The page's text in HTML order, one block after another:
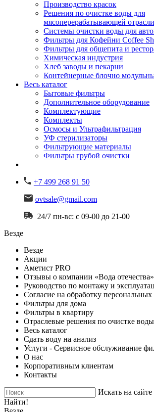
Производство красок
Решения по очистке воды для
мясоперерабатывающей отрасли
Системы очистки воды для
Фильтры для Кофейни Coffee
Фильтры для общепита и
Химическая индустрия
Хлеб заводы и пекарни
Контейнерные блочно
Весь каталог
Бытовые фильтры
Дополнительное оборудование
Комплектующие
Комплекты
Осмосы и Ультрафильтрация
УФ стерилизаторы
Фильтрующие материалы
Фильтры грубой очистки
+7 499 268 91 50
ovtsale@gmail.com
24/7 пн-вс: с 09-00 до 21-00
Везде
Везде
Акции
Аметист PRO
Отзывы о компании «Вода отечества»
Руководство по монтажу и
Согласие на обработку
Фильтры для дома
Фильтры в квартиру
Отраслевые решения по очистке воды
Весь каталог
Сдать воду на анализ
Услуги - Сервисное обслуживание
О нас
Корпоративным клиентам
Контакты
Искать на сайте
Найти!